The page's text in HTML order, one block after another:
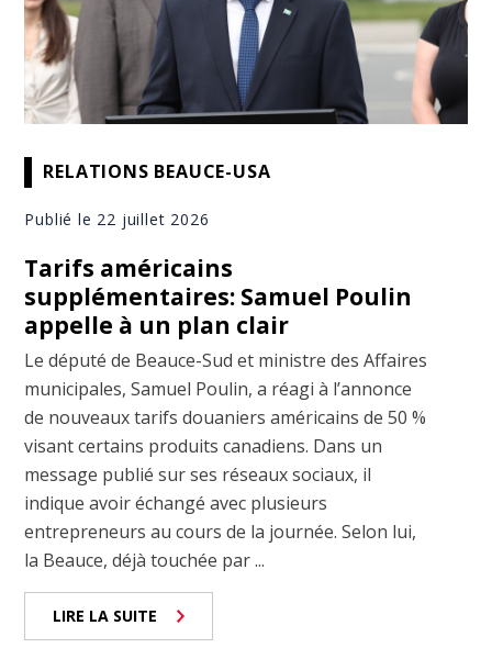
RELATIONS BEAUCE-USA
Publié le 22 juillet 2026
Tarifs américains
supplémentaires: Samuel Poulin
appelle à un plan clair
Le député de Beauce-Sud et ministre des Affaires
municipales, Samuel Poulin, a réagi à l’annonce
de nouveaux tarifs douaniers américains de 50 %
visant certains produits canadiens. Dans un
message publié sur ses réseaux sociaux, il
indique avoir échangé avec plusieurs
entrepreneurs au cours de la journée. Selon lui,
la Beauce, déjà touchée par ...
LIRE LA SUITE